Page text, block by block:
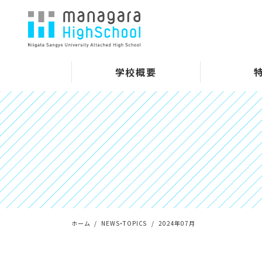
学校概要
ホーム NEWS・TOPICS 2024年07月